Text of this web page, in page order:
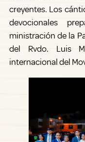
creyentes. Los
devocionales
ministración de la
del Rvdo. Luis
internacional del